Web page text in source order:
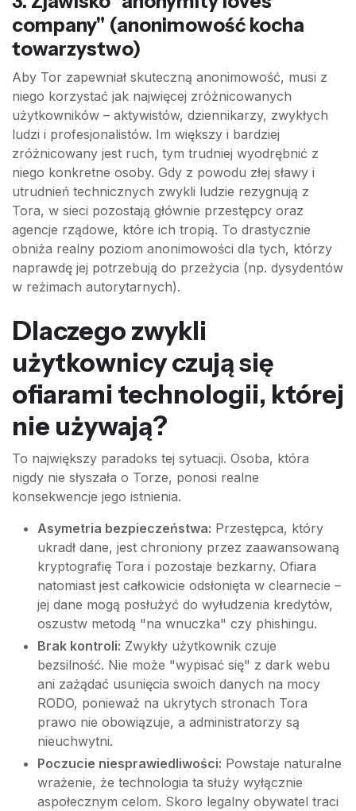
company" (anonimowość kocha
towarzystwo)
Aby Tor zapewniał skuteczną anonimowość, musi z
niego korzystać jak najwięcej zróżnicowanych
użytkowników – aktywistów, dziennikarzy, zwykłych
ludzi i profesjonalistów. Im większy i bardziej
zróżnicowany jest ruch, tym trudniej wyodrębnić z
niego konkretne osoby. Gdy z powodu złej sławy i
utrudnień technicznych zwykli ludzie rezygnują z
Tora, w sieci pozostają głównie przestępcy oraz
agencje rządowe, które ich tropią. To drastycznie
obniża realny poziom anonimowości dla tych, którzy
naprawdę jej potrzebują do przeżycia (np. dysydentów
w reżimach autorytarnych).
Dlaczego zwykli
użytkownicy czują się
ofiarami technologii, której
nie używają?
To największy paradoks tej sytuacji. Osoba, która
nigdy nie słyszała o Torze, ponosi realne
konsekwencje jego istnienia.
Asymetria bezpieczeństwa: Przestępca, który
ukradł dane, jest chroniony przez zaawansowaną
kryptografię Tora i pozostaje bezkarny. Ofiara
natomiast jest całkowicie odsłonięta w clearnecie –
jej dane mogą posłużyć do wyłudzenia kredytów,
oszustw metodą "na wnuczka" czy phishingu.
Brak kontroli: Zwykły użytkownik czuje
bezsilność. Nie może "wypisać się" z dark webu
ani zażądać usunięcia swoich danych na mocy
RODO, ponieważ na ukrytych stronach Tora
prawo nie obowiązuje, a administratorzy są
nieuchwytni.
Poczucie niesprawiedliwości: Powstaje naturalne
wrażenie, że technologia ta służy wyłącznie
aspołecznym celom. Skoro legalny obywatel traci